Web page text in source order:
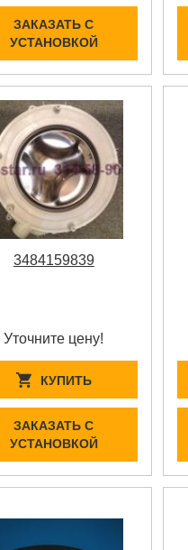
ЗАКАЗАТЬ С
УСТАНОВКОЙ
3484159839
Уточните цену!
КУПИТЬ
ЗАКАЗАТЬ С
УСТАНОВКОЙ